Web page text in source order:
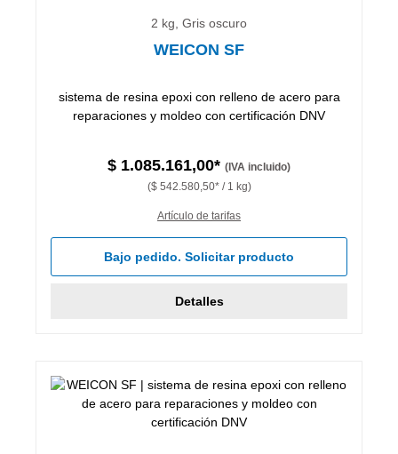
2 kg, Gris oscuro
WEICON SF
sistema de resina epoxi con relleno de acero para
reparaciones y moldeo con certificación DNV
$ 1.085.161,00* (IVA incluido)
($ 542.580,50* / 1 kg)
Artículo de tarifas
Bajo pedido. Solicitar producto
Detalles